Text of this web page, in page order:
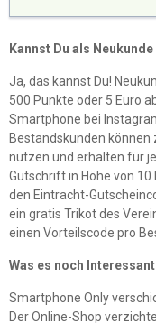
Kannst Du als
Ja, das kannst Du!
500 Punkte oder 5 Euro
Smartphone bei
Bestandskunden können
nutzen und erhalten für
Gutschrift in Höhe von
den Eintracht-
ein gratis Trikot des
einen Vorteilscode pro
Was es noch
Smartphone Only
Der Online-Shop